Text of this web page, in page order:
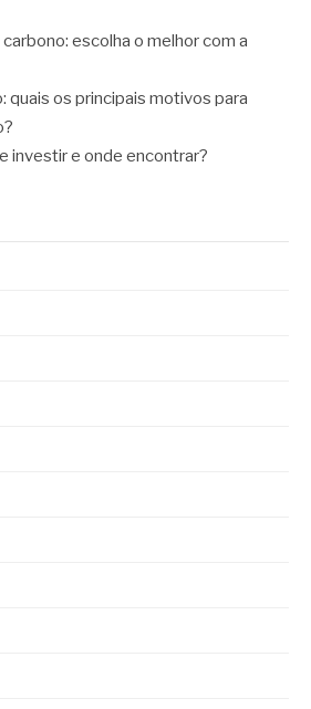
escolha o melhor com a
quais os principais motivos para
investir e onde encontrar?